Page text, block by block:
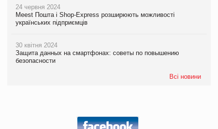
24 червня 2024
Meest Пошта і Shop-Express розширюють можливості
українських підприємців
30 квітня 2024
Защита данных на смартфонах: советы по повышению
безопасности
Всі новини